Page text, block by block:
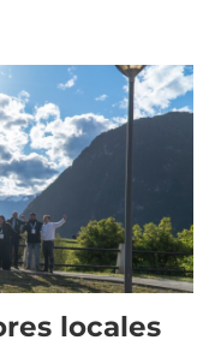
locales